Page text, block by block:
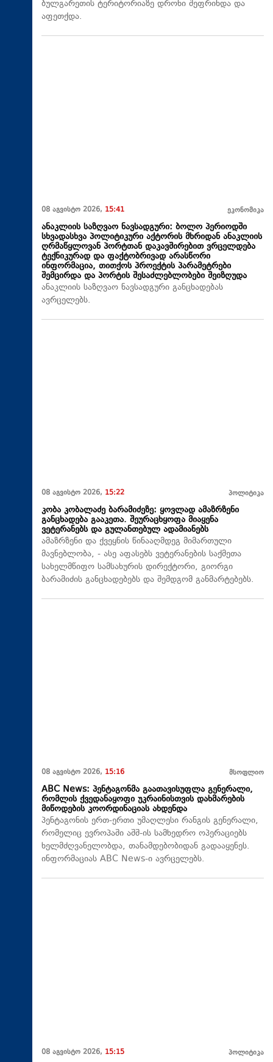
ბულგარეთის ტერიტორიაზე დრონი შეფრინდა და
აფეთქდა.
08 აგვისტო 2026, 15:41 ეკონომიკა
ანაკლიის საზღვაო ნავსადგური: ბოლო პერიოდში
სხვადასხვა პოლიტიკური აქტორის მხრიდან ანაკლიის
ღრმაწყლოვან პორტთან დაკავშირებით ვრცელდება
ტექნიკურად და ფაქტობრივად არასწორი
ინფორმაცია, თითქოს პროექტის პარამეტრები
შემცირდა და პორტის შესაძლებლობები შეიზღუდა
ანაკლიის საზღვაო ნავსადგური განცხადებას
ავრცელებს.
08 აგვისტო 2026, 15:22 პოლიტიკა
კობა კობალაძე ბარამიძეზე: ყოვლად ამაზრზენი
განცხადება გააკეთა. შეურაცხყოფა მიაყენა
ვეტერანებს და გულანთებულ ადამიანებს
ამაზრზენი და ქვეყნის წინააღმდეგ მიმართული
მავნებლობა, - ასე აფასებს ვეტერანების საქმეთა
სახელმწიფო სამსახურის დირექტორი, გიორგი
ბარამიძის განცხადებებს და შემდგომ განმარტებებს.
08 აგვისტო 2026, 15:16 მსოფლიო
ABC News: პენტაგონმა გაათავისუფლა გენერალი,
რომლის ქვედანაყოფი უკრაინისთვის დახმარების
მიწოდების კოორდინაციას ახდენდა
პენტაგონის ერთ-ერთი უმაღლესი რანგის გენერალი,
რომელიც ევროპაში აშშ-ის სამხედრო ოპერაციებს
ხელმძღვანელობდა, თანამდებობიდან გადააყენეს.
ინფორმაციას ABC News-ი ავრცელებს.
08 აგვისტო 2026, 15:15 პოლიტიკა